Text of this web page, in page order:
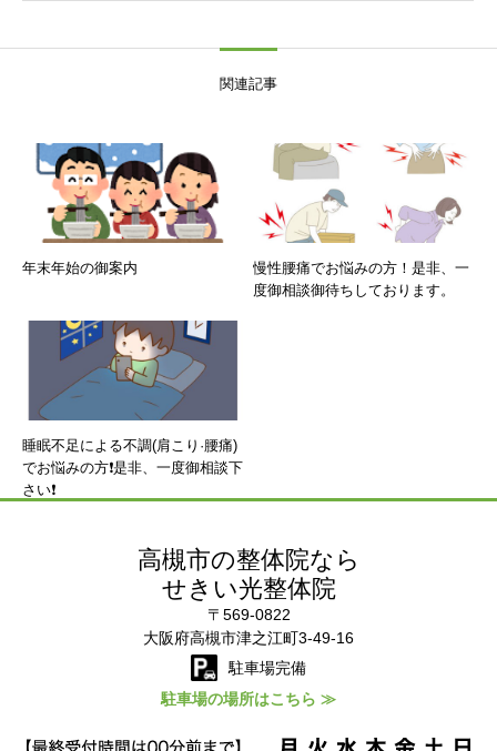
関連記事
年末年始の御案内
慢性腰痛でお悩みの方！是非、一
度御相談御待ちしております。
睡眠不足による不調(肩こり·腰痛)
でお悩みの方❗是非、一度御相談下
さい❗
高槻市の整体院なら
せきい光整体院
〒569-0822
大阪府高槻市津之江町3-49-16
駐車場完備
駐車場の場所はこちら ≫